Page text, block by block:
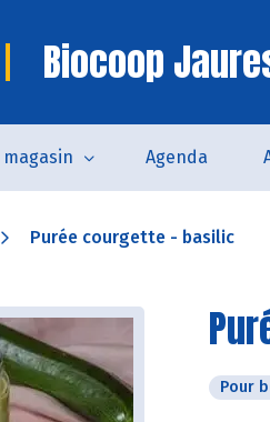
Biocoop
magasin Agenda
Purée courgette - basilic
Pour